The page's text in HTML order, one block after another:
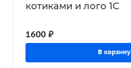
котиками и лого 1С
1600 ₽
В корзину